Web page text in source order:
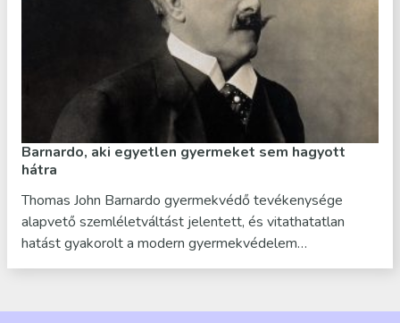
Barnardo, aki egyetlen gyermeket sem hagyott
hátra
Thomas John Barnardo gyermekvédő tevékenysége
alapvető szemléletváltást jelentett, és vitathatatlan
hatást gyakorolt a modern gyermekvédelem…